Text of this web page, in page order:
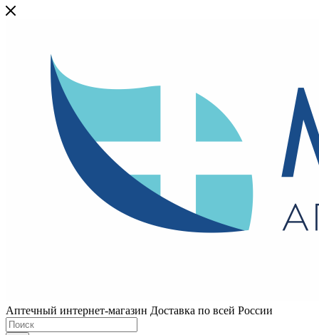
Аптечный интернет-магазин Доставка по всей России